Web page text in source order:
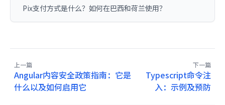
Pix支付方式是什么？如何在巴西和荷兰使用？
上一篇
Angular内容安全政策指南：它是
什么以及如何启用它
下一篇
Typescript命令注
入：示例及预防